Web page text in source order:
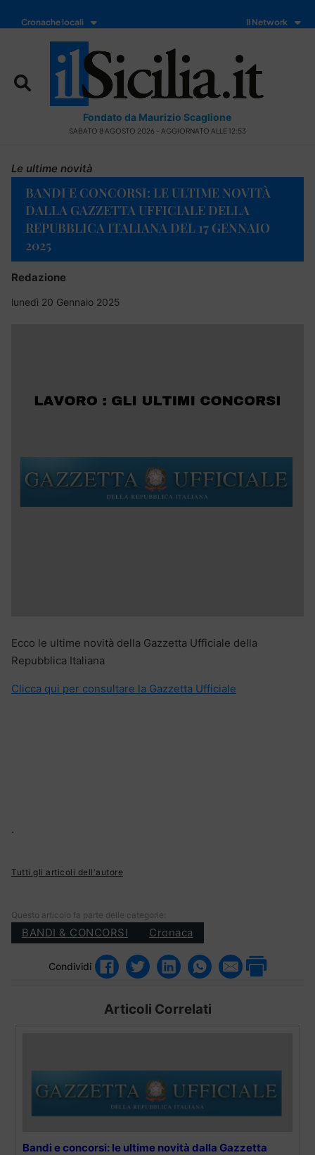
Cronache locali Il Network
Fondato da Maurizio Scaglione
SABATO 8 AGOSTO 2026 - AGGIORNATO ALLE 12:53
Le ultime novità
BANDI E CONCORSI: LE ULTIME NOVITÀ
DALLA GAZZETTA UFFICIALE DELLA
REPUBBLICA ITALIANA DEL 17 GENNAIO
2025
Redazione
lunedì 20 Gennaio 2025
Ecco le ultime novità della Gazzetta Ufficiale della
Repubblica Italiana
Clicca qui per consultare la Gazzetta Ufficiale
.
Tutti gli articoli dell'autore
Questo articolo fa parte delle categorie:
BANDI & CONCORSI Cronaca
Condividi
Articoli Correlati
Bandi e concorsi: le ultime novità dalla Gazzetta